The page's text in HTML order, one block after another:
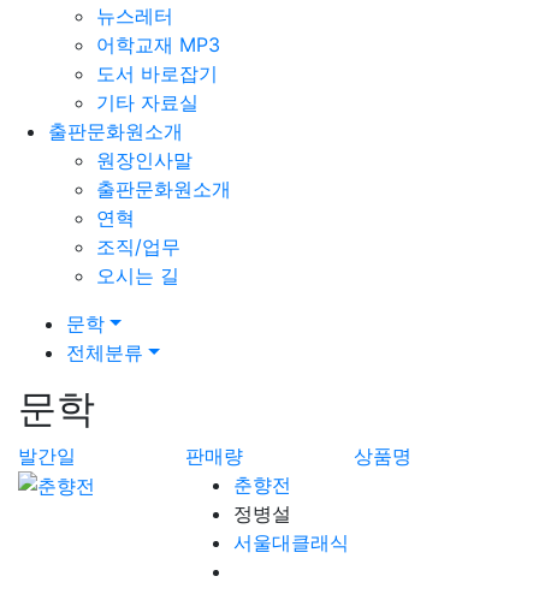
뉴스레터
어학교재 MP3
도서 바로잡기
기타 자료실
출판문화원소개
원장인사말
출판문화원소개
연혁
조직/업무
오시는 길
문학
전체분류
문학
발간일 판매량
상품명
춘향전
정병설
서울대클래식